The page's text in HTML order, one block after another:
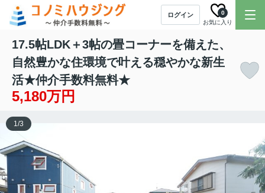
ログイン
お気に入り
0
17.5帖LDK＋3帖の畳コーナーを備えた、
自然豊かな住環境で叶える穏やかな新生
活★仲介手数料無料★
5,180万円
1/3